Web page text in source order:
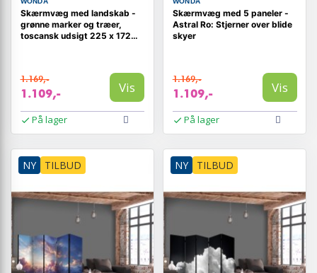
Skærmvæg med landskab -
grønne marker og træer,
toscansk udsigt 225 x 172
1.169,-
1.109,- Vis
På lager
Skærmvæg med 5 paneler -
Astral Ro: Stjerner over blide
skyer
1.169,-
1.109,- Vis
På lager
NY TILBUD NY TILBUD